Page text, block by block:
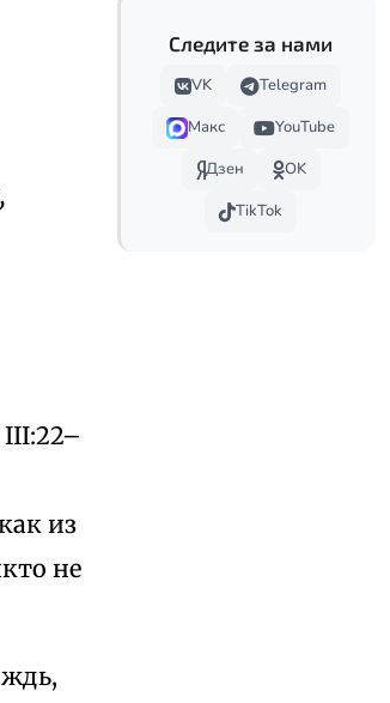
из
не
Следите за нами
VK
Telegram
Макс
YouTube
Дзен
OK
TikTok